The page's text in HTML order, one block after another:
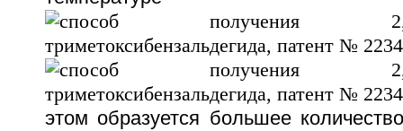
этом образуется большее